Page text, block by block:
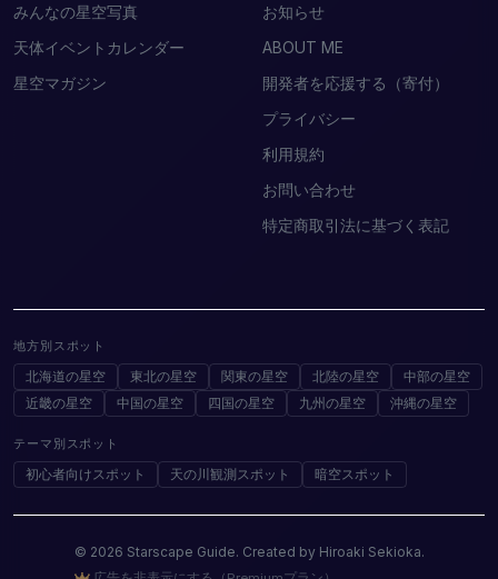
みんなの星空写真
天体イベントカレンダー
星空マガジン
お知らせ
ABOUT ME
開発者を応援する（寄付）
プライバシー
利用規約
お問い合わせ
特定商取引法に基づく表記
地方別スポット
北海道の星空 東北の星空 関東の星空 北陸の星空
中部の星空
近畿の星空
中国の星空 四国の星空 九州の星空 沖縄の星空
テーマ別スポット
初心者向けスポット 天の川観測スポット 暗空スポット
© 2026 Starscape Guide. Created by Hiroaki Sekioka.